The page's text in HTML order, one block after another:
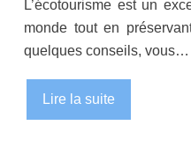
L’écotourisme est un
monde tout en
quelques conseils, vous…
Lire la suite